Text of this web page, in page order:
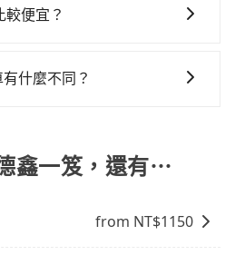
人至少額外負擔10元車資，而
最多可再節省50%的交通費
一次租車都好像在開樂透一
要載其他乘客的人來說就有不
價，建議最好先上網預約，以
越早下訂價格越低價，如臨時
們非常專業且親切！讓他們的
便宜？
價格比市價便宜不少，是不是
於新冠肺炎期間也絕對全程
將價格壓在市價7~8折的主
回頭車」的比例。這不僅體現
什麼不同？
客戶可以根據自己的需要預
種服務適用於需要在城市內
包車是按照里程和目的地來計
鑫一笈，還有⋯
from NT$1150